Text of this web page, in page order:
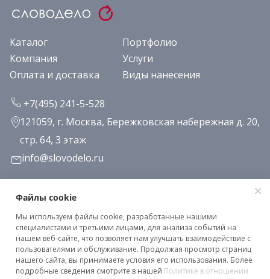
Каталог
Портфолио
Компания
Услуги
Оплата и доставка
Виды нанесения
+7(495) 241-5-528
121059, г. Москва, Бережковская набережная д. 20,
стр. 64, 3 этаж
info@slovodelo.ru
Заказать звонок
Подписаться на рассылку
Клиентское соглашение
Файлы cookie
Мы используем файлы cookie, разработанные нашими
специалистами и третьими лицами, для анализа событий на
нашем веб-сайте, что позволяет нам улучшать взаимодействие с
пользователями и обслуживание. Продолжая просмотр страниц
нашего сайта, вы принимаете условия его использования. Более
подробные сведения смотрите в нашей Политике в отношении